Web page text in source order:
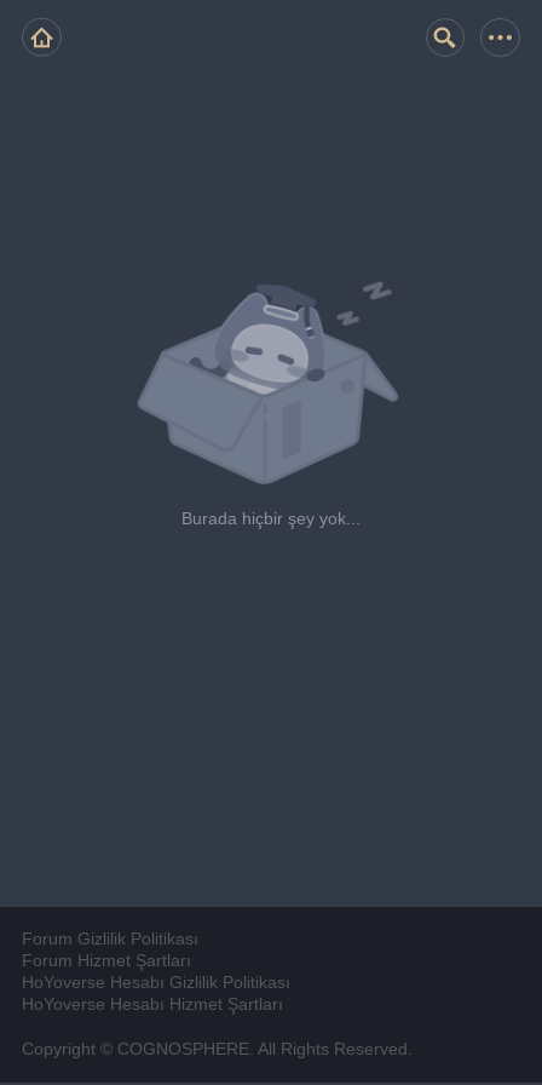
Burada hiçbir şey yok...
Forum Gizlilik Politikası
Forum Hizmet Şartları
HoYoverse Hesabı Gizlilik Politikası
HoYoverse Hesabı Hizmet Şartları
Copyright © COGNOSPHERE. All Rights Reserved.